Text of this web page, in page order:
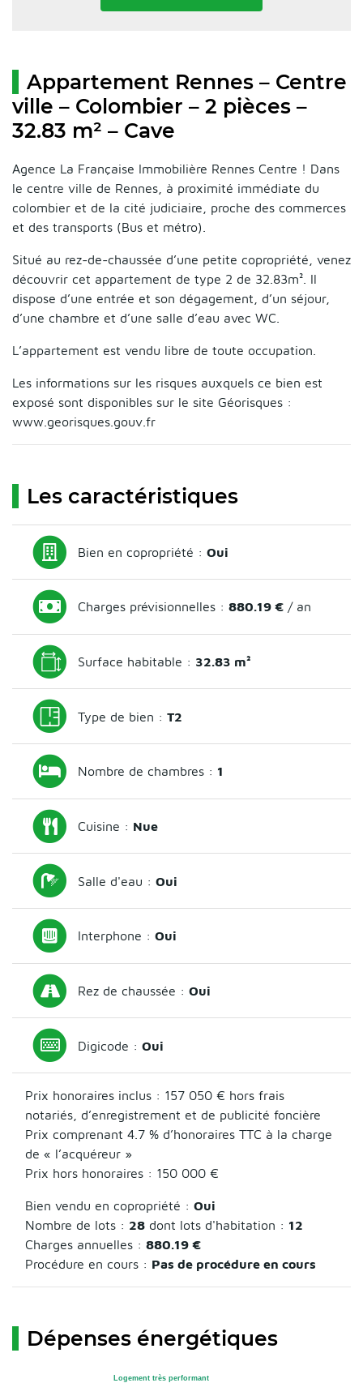
Appartement Rennes – Centre
ville – Colombier – 2 pièces –
32.83 m² – Cave
Agence La Française Immobilière Rennes Centre ! Dans
le centre ville de Rennes, à proximité immédiate du
colombier et de la cité judiciaire, proche des commerces
et des transports (Bus et métro).
Situé au rez-de-chaussée d’une petite copropriété, venez
découvrir cet appartement de type 2 de 32.83m². Il
dispose d’une entrée et son dégagement, d’un séjour,
d’une chambre et d’une salle d’eau avec WC.
L’appartement est vendu libre de toute occupation.
Les informations sur les risques auxquels ce bien est
exposé sont disponibles sur le site Géorisques :
www.georisques.gouv.fr
Les caractéristiques
Bien en copropriété :Oui
Charges prévisionnelles :880.19 € / an
Surface habitable : 32.83 m²
Type de bien :T2
Nombre de chambres : 1
Cuisine : Nue
Salle d'eau :Oui
Interphone :Oui
Rez de chaussée :Oui
Digicode :Oui
Prix honoraires inclus : 157 050 € hors frais
notariés, d’enregistrement et de publicité foncière
Prix comprenant 4.7 % d’honoraires TTC à la charge
de « l’acquéreur »
Prix hors honoraires : 150 000 €
Bien vendu en copropriété : Oui
Nombre de lots : 28 dont lots d'habitation : 12
Charges annuelles : 880.19 €
Procédure en cours : Pas de procédure en cours
Dépenses énergétiques
Logement très performant